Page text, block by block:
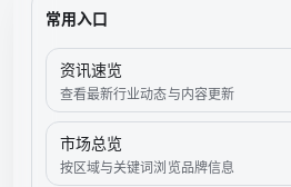
常用入口
资讯速览
查看最新行业动态与内容更新
市场总览
按区域与关键词浏览品牌信息